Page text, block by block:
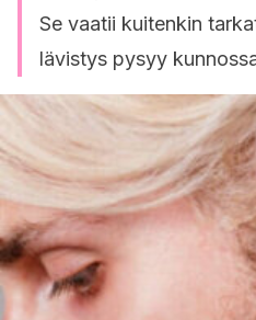
Se vaatii kuitenkin
lävistys pysyy